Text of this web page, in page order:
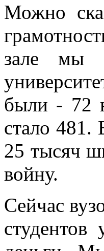
Можно
зале мы
были - 72
стало 481.
25 тысяч
войну.
Сейчас